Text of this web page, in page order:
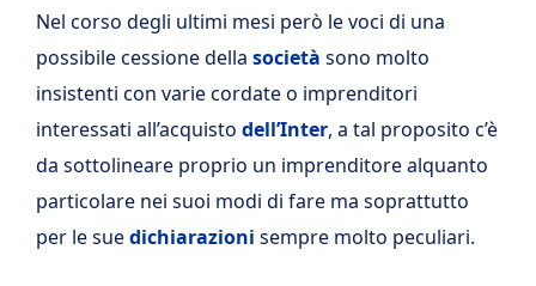
Nel corso degli ultimi mesi però le voci di una
possibile cessione della società sono molto
insistenti con varie cordate o imprenditori
interessati all’acquisto dell’Inter, a tal proposito c’è
da sottolineare proprio un imprenditore alquanto
particolare nei suoi modi di fare ma soprattutto
per le suedichiarazioni sempre molto peculiari.